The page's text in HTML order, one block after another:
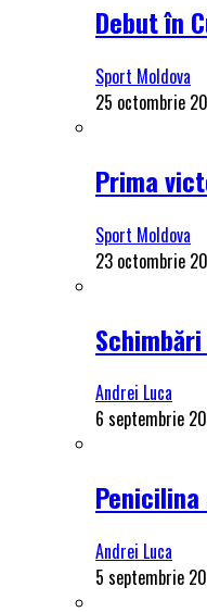
Debut în
Sport Moldova
25 octombrie
Prima
Sport Moldova
23 octombrie
Andrei Luca
6 septembrie
Andrei Luca
5 septembrie